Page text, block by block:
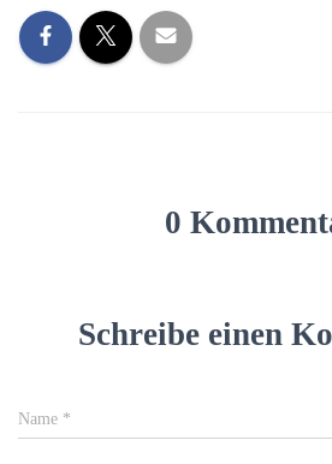
0
Schreibe einen
Name *